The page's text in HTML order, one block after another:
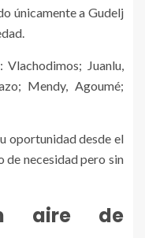
únicamente a Gudelj
Juanlu,
Mendy, Agoumé;
oportunidad desde el
de necesidad pero sin
aire de